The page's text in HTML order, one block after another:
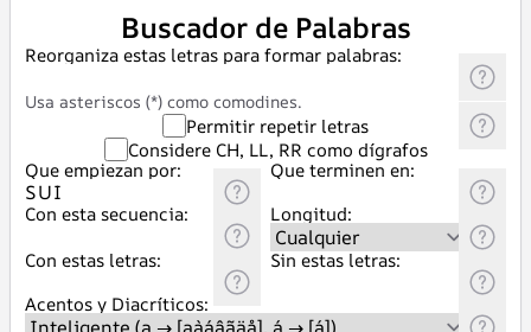
Buscador de Palabras
Reorganiza estas letras para formar palabras:
Usa asteriscos (*) como comodines.
Permitir repetir letras
Considere CH, LL, RR como dígrafos
Que empiezan por:
Que terminen en:
Con esta secuencia:
Longitud:
Con estas letras:
Sin estas letras:
Acentos y Diacríticos: